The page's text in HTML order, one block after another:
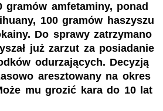
gramów amfetaminy, ponad
100 gramów haszyszu
Do sprawy zatrzymano
już zarzut za posiadanie
odurzających. Decyzją
aresztowany na okres
mu grozić kara do 10 lat